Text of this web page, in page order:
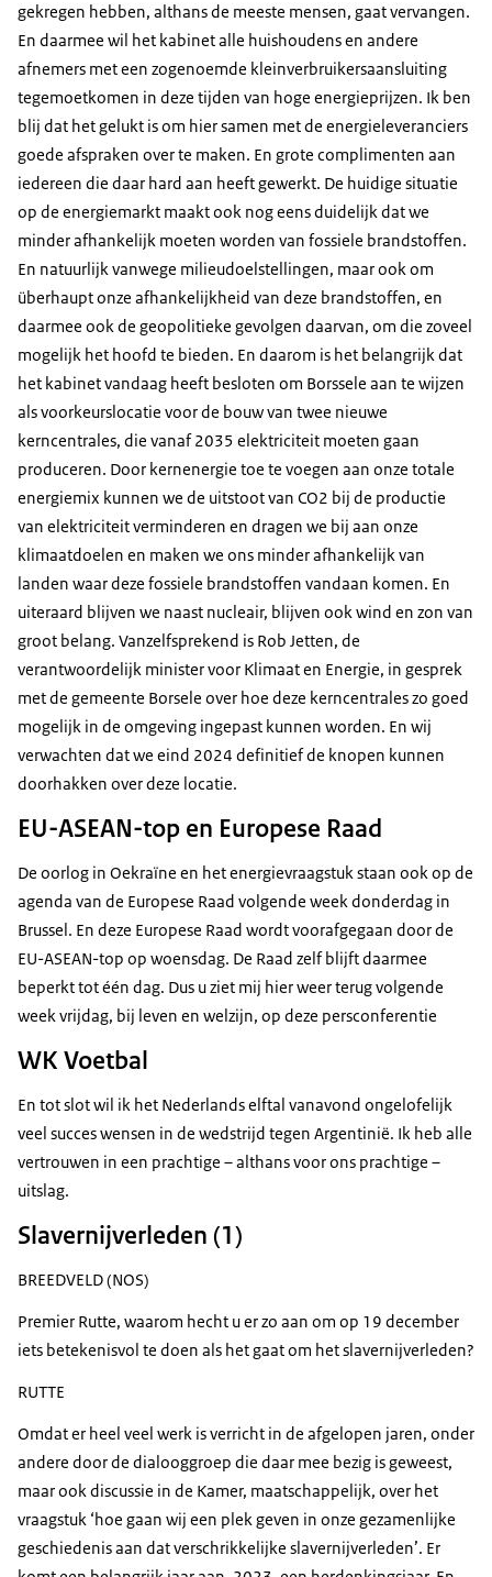
gekregen hebben, althans de meeste mensen, gaat vervangen.
En daarmee wil het kabinet alle huishoudens en andere
afnemers met een zogenoemde kleinverbruikersaansluiting
tegemoetkomen in deze tijden van hoge energieprijzen. Ik ben
blij dat het gelukt is om hier samen met de energieleveranciers
goede afspraken over te maken. En grote complimenten aan
iedereen die daar hard aan heeft gewerkt. De huidige situatie
op de energiemarkt maakt ook nog eens duidelijk dat we
minder afhankelijk moeten worden van fossiele brandstoffen.
En natuurlijk vanwege milieudoelstellingen, maar ook om
überhaupt onze afhankelijkheid van deze brandstoffen, en
daarmee ook de geopolitieke gevolgen daarvan, om die zoveel
mogelijk het hoofd te bieden. En daarom is het belangrijk dat
het kabinet vandaag heeft besloten om Borssele aan te wijzen
als voorkeurslocatie voor de bouw van twee nieuwe
kerncentrales, die vanaf 2035 elektriciteit moeten gaan
produceren. Door kernenergie toe te voegen aan onze totale
energiemix kunnen we de uitstoot van CO2 bij de productie
van elektriciteit verminderen en dragen we bij aan onze
klimaatdoelen en maken we ons minder afhankelijk van
landen waar deze fossiele brandstoffen vandaan komen. En
uiteraard blijven we naast nucleair, blijven ook wind en zon van
groot belang. Vanzelfsprekend is Rob Jetten, de
verantwoordelijk minister voor Klimaat en Energie, in gesprek
met de gemeente Borsele over hoe deze kerncentrales zo goed
mogelijk in de omgeving ingepast kunnen worden. En wij
verwachten dat we eind 2024 definitief de knopen kunnen
doorhakken over deze locatie.
EU-ASEAN-top en Europese Raad
De oorlog in Oekraïne en het energievraagstuk staan ook op de
agenda van de Europese Raad volgende week donderdag in
Brussel. En deze Europese Raad wordt voorafgegaan door de
EU-ASEAN-top op woensdag. De Raad zelf blijft daarmee
beperkt tot één dag. Dus u ziet mij hier weer terug volgende
week vrijdag, bij leven en welzijn, op deze persconferentie
WK Voetbal
En tot slot wil ik het Nederlands elftal vanavond ongelofelijk
veel succes wensen in de wedstrijd tegen Argentinië. Ik heb alle
vertrouwen in een prachtige – althans voor ons prachtige –
uitslag.
Slavernijverleden (1)
BREEDVELD (NOS)
Premier Rutte, waarom hecht u er zo aan om op 19 december
iets betekenisvol te doen als het gaat om het slavernijverleden?
RUTTE
Omdat er heel veel werk is verricht in de afgelopen jaren, onder
andere door de dialooggroep die daar mee bezig is geweest,
maar ook discussie in de Kamer, maatschappelijk, over het
vraagstuk ‘hoe gaan wij een plek geven in onze gezamenlijke
geschiedenis aan dat verschrikkelijke slavernijverleden’. Er